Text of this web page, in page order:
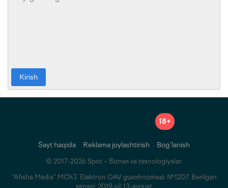
Kirish
18+
Sayt haqida Reklama joylashtirish Bog‘lanish
© 2017-2026 Spot – Biznes va texnologiyalar.
“Afisha Media” MChJ. Elektron OAV guvohnomasi: №1207. Berilgan
sanasi: 2019-yil 13-avgust